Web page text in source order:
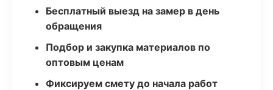
Бесплатный выезд на замер в день
обращения
Подбор и закупка материалов по
оптовым ценам
Фиксируем смету до начала работ